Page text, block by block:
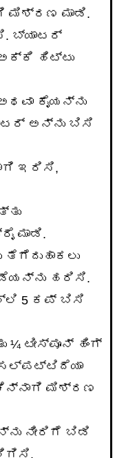
ಮಿಶ್ರಣ ಮಾಡಿ.
ಬ್ಯಾಟರ್
ಅಕ್ಕಿ ಹಿಟ್ಟು
ಕೈಯನ್ನು
ಅನ್ನು ಬಿಸಿ
ಇರಿಸಿ,
ಮಾಡಿ.
ಹರಿಸಿ.
5 ಕಪ್ ಬಿಸಿ
¼ ಟೀಸ್ಪೂನ್ ಹಿಂಗ್
ಚೆನ್ನಾಗಿ ಮಿಶ್ರಣ
ನೀರಿಗೆ ಬಿಡಿ